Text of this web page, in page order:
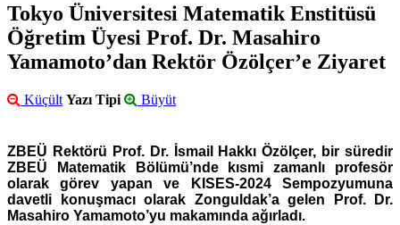
Tokyo Üniversitesi Matematik Enstitüsü
Öğretim Üyesi Prof. Dr. Masahiro
Yamamoto’dan Rektör Özölçer’e Ziyaret
Küçült Yazı Tipi Büyüt
ZBEÜ Rektörü Prof. Dr. İsmail Hakkı Özölçer, bir süredir
ZBEÜ Matematik Bölümü’nde kısmi zamanlı profesör
olarak görev yapan ve KISES-2024 Sempozyumuna
davetli konuşmacı olarak Zonguldak’a gelen Prof. Dr.
Masahiro Yamamoto’yu makamında ağırladı.